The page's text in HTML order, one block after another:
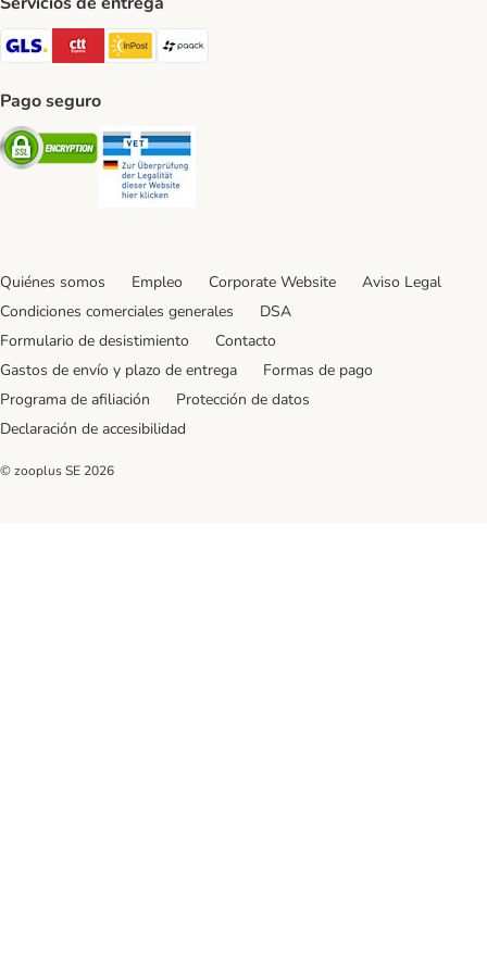
GLS Shipping Method
CTTExpress Shipping Method
InPost Shipping Method
Pago seguro
Security
Quiénes somos Empleo Corporate Website
Aviso Legal
Condiciones comerciales generales
DSA
Formulario de desistimiento
Contacto
Gastos de envío y plazo de entrega
Formas de pago
Programa de afiliación
Protección de datos
Declaración de accesibilidad
© zooplus SE 2026